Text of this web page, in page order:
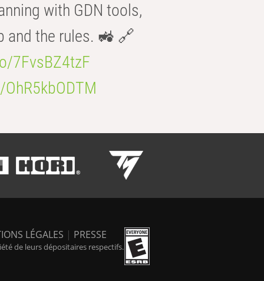
with GDN tools,
and the rules. 🚜 🔗
7FvsBZ4tzF
LÉGALES | PRESSE
de leurs dépositaires respectifs.